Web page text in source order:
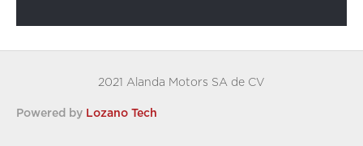
2021 Alanda Motors SA de CV
Powered by Lozano Tech